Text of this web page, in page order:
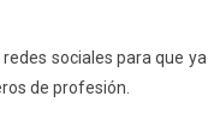
sociales para que
de profesión.